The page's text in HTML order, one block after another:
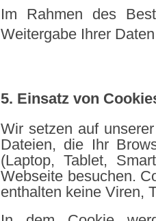
Im Rahmen des
Weitergabe Ihrer
5. Einsatz von
Wir setzen auf
Dateien, die Ihr
(Laptop, Tablet,
Webseite besuchen.
enthalten keine Viren,